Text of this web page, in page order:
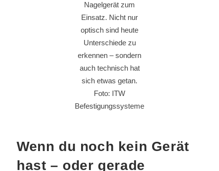
Nagelgerät zum
Einsatz. Nicht nur
optisch sind heute
Unterschiede zu
erkennen – sondern
auch technisch hat
sich etwas getan.
Foto: ITW
Befestigungssysteme
Wenn du noch kein Gerät
hast – oder gerade